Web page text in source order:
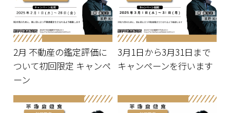
2月 不動産の鑑定評価に
ついて初回限定 キャンペ
ーン
3月1日から3月31日まで
キャンペーンを行います